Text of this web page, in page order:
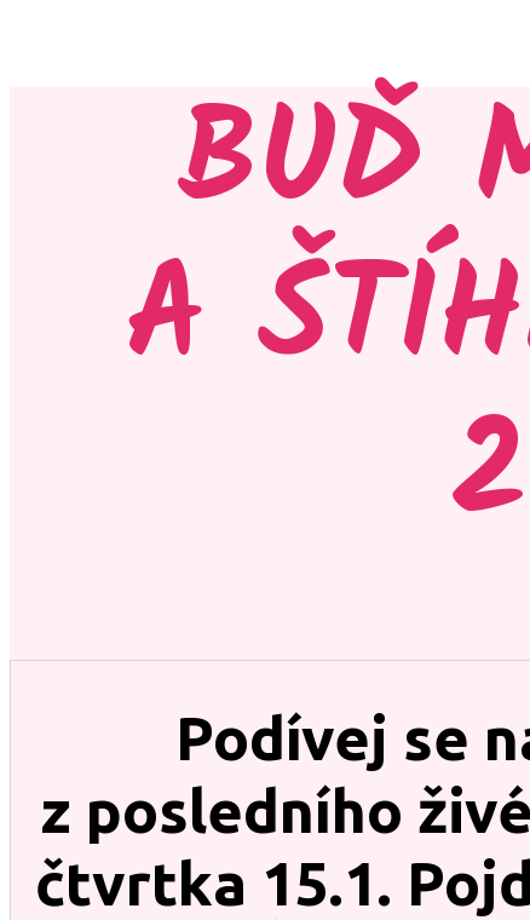
BUĎ
A
Podívej se
z posledního
čtvrtka 15.1.